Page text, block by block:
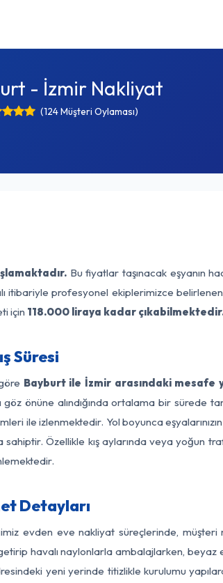
- İzmir Nakliyat
(124 Müşteri Oylaması)
Bu fiyatlar taşınacak eşyanın
itibariyle profesyonel ekiplerimizce
için 118.000 liraya kadar
Süresi
Bayburt ile İzmir arasındaki mesafe
göz önüne alındığında ortalama bir
ile izlenmektedir. Yol boyunca
Özellikle kış aylarında veya yoğun
Detayları
evden eve nakliyat süreçlerinde,
havalı naylonlarla ambalajlarken, beyaz
yeni yerinde titizlikle kurulumu